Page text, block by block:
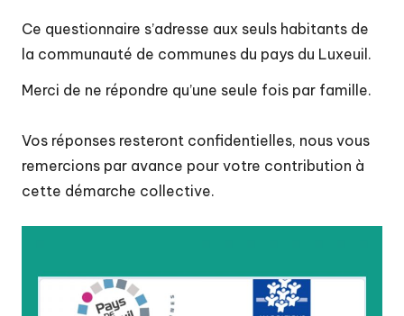
d
u
P
a
y
s
d
Ce questionnaire s’adresse aux seuls habitants de
la communauté de communes du pays du Luxeuil.
Merci de ne répondre qu’une seule fois par famille.
Vos réponses resteront confidentielles, nous vous
remercions par avance pour votre contribution à
cette démarche collective.